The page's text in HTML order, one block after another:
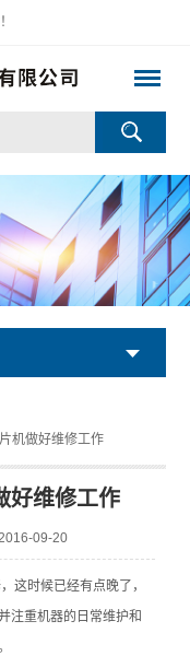
机做好维修工作
好维修工作
09-20
这时候已经有点晚了，
注重机器的日常维护和